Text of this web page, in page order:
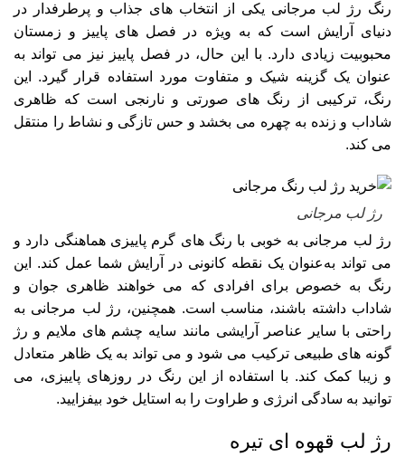
رنگ رژ لب مرجانی یکی از انتخاب‌ های جذاب و پرطرفدار در
دنیای آرایش است که به‌ ویژه در فصل‌ های پاییز و زمستان
محبوبیت زیادی دارد. با این حال، در فصل پاییز نیز می‌ تواند به
عنوان یک گزینه شیک و متفاوت مورد استفاده قرار گیرد. این
رنگ، ترکیبی از رنگ‌ های صورتی و نارنجی است که ظاهری
شاداب و زنده به چهره می‌ بخشد و حس تازگی و نشاط را منتقل
می‌ کند.
رژ لب مرجانی
رژ لب مرجانی به‌ خوبی با رنگ‌ های گرم پاییزی هماهنگی دارد و
می‌ تواند به‌عنوان یک نقطه کانونی در آرایش شما عمل کند. این
رنگ به‌ خصوص برای افرادی که می‌ خواهند ظاهری جوان و
شاداب داشته باشند، مناسب است. همچنین، رژ لب مرجانی به
راحتی با سایر عناصر آرایشی مانند سایه چشم‌ های ملایم و رژ
گونه‌ های طبیعی ترکیب می‌ شود و می‌ تواند به یک ظاهر متعادل
و زیبا کمک کند. با استفاده از این رنگ در روزهای پاییزی، می‌
توانید به سادگی انرژی و طراوت را به استایل خود بیفزایید.
رژ لب قهوه‌ ای تیره